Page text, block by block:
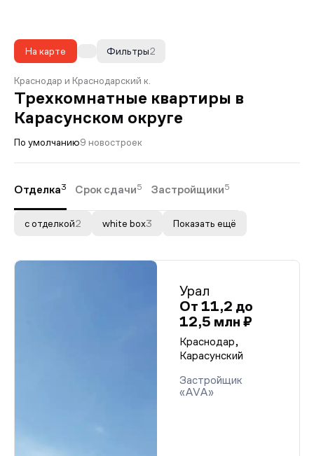
На карте 2
Фильтры
Краснодар и Краснодарский к.
Трехкомнатные квартиры в
Карасунском округе
По умолчанию9 новостроек
Отделка3 Срок сдачи5 Застройщики5
с отделкой2 white box3 Показать ещё
Урал
От 11,2 до
12,5 млн ₽
Краснодар,
Карасунский
Застройщик
«AVA»